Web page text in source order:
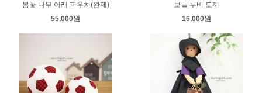
봄꽃 나무 아래 파우치(완제)
55,000원
보들 누비 토끼
16,000원